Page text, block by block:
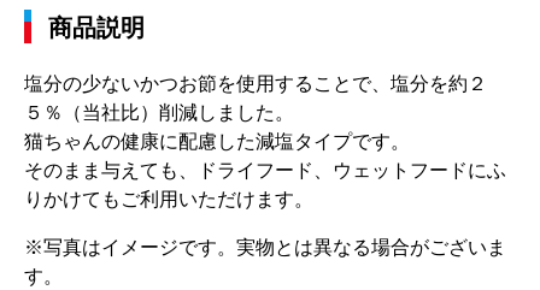
商品説明
塩分の少ないかつお節を使用することで、塩分を約２
５％（当社比）削減しました。
猫ちゃんの健康に配慮した減塩タイプです。
そのまま与えても、ドライフード、ウェットフードにふ
りかけてもご利用いただけます。
※写真はイメージです。実物とは異なる場合がございま
す。